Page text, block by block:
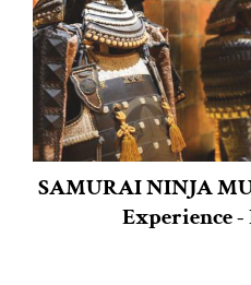
SAMURAI NINJA
Experience